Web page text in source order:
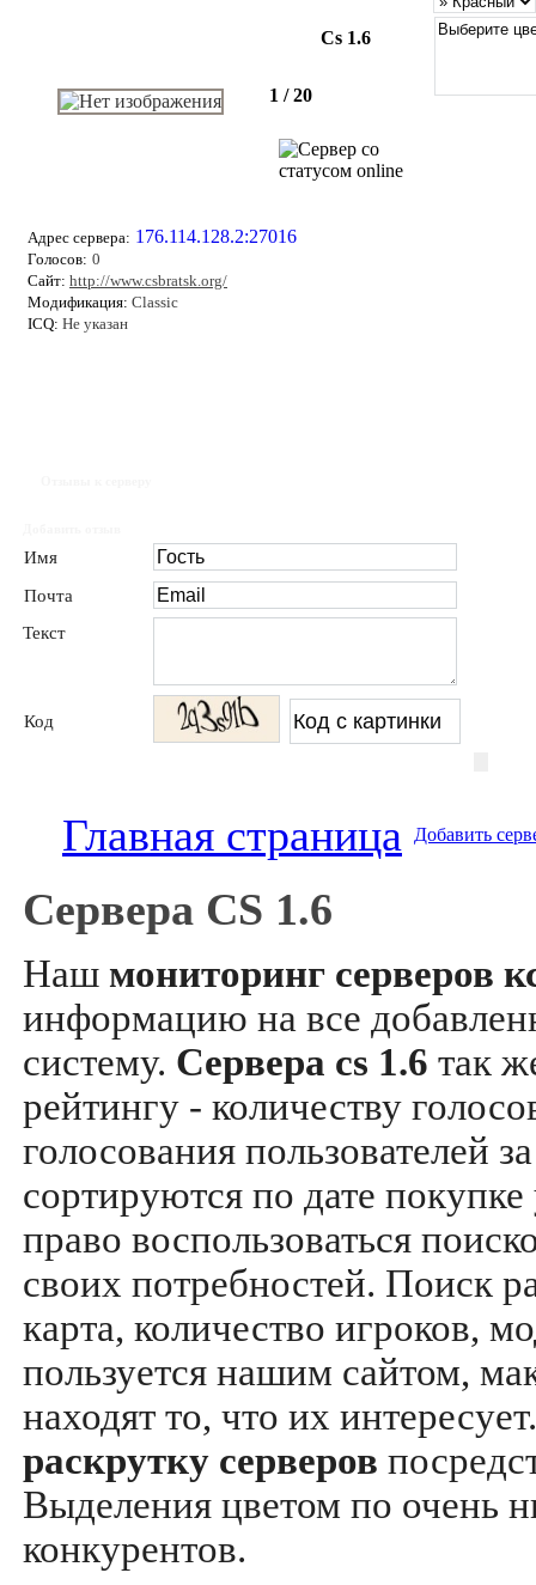
Cs 1.6
1 / 20
Адрес сервера: 176.114.128.2:27016
Голосов: 0
Сайт: http://www.csbratsk.org/
Модификация: Classic
ICQ: Не указан
Имя
Почта
Текст
Код
Главная страница Добавить
Сервера CS 1.6
Наш мониторинг серверов
информацию на все
систему. Сервера cs 1.6 так
рейтингу - количеству
голосования пользователей
сортируются по дате
право воспользоваться
своих потребностей. Поиск
карта, количество игроков,
пользуется нашим сайтом,
находят то, что их
раскрутку серверов
Выделения цветом по очень
конкурентов.